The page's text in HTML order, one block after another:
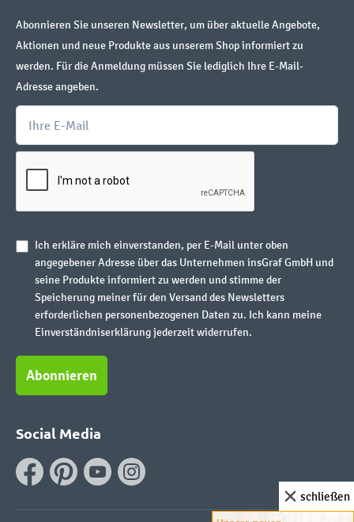
Abonnieren Sie unseren Newsletter, um über aktuelle Angebote,
Aktionen und neue Produkte aus unserem Shop informiert zu
werden. Für die Anmeldung müssen Sie lediglich Ihre E-Mail-
Adresse angeben.
Ich erkläre mich einverstanden, per E-Mail unter oben
angegebener Adresse über das Unternehmen insGraf GmbH und
seine Produkte informiert zu werden und stimme der
Speicherung meiner für den Versand des Newsletters
erforderlichen personenbezogenen Daten zu. Ich kann meine
Einverständniserklärung jederzeit widerrufen.
Abonnieren
Social Media
schließen